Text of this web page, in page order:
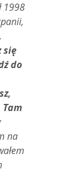
1998
się
do
na